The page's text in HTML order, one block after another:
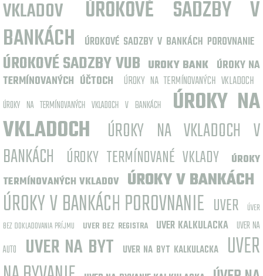
VKLADOV
ÚROKOVÉ SADZBY V
BANKÁCH
ÚROKOVÉ SADZBY V BANKÁCH POROVNANIE
ÚROKOVÉ SADZBY VUB UROKY BANK ÚROKY NA
TERMÍNOVANÝCH ÚČTOCH
ÚROKY NA TERMÍNOVANÝCH VKLADOCH
ÚROKY NA TERMÍNOVANÝCH VKLADOCH V BANKÁCH
ÚROKY NA
VKLADOCH
ÚROKY NA VKLADOCH V
BANKÁCH ÚROKY TERMÍNOVANÉ VKLADY
ÚROKY
TERMÍNOVANÝCH VKLADOV ÚROKY V BANKÁCH
ÚROKY V BANKÁCH POROVNANIE UVER
ÚVER
BEZ DOKLADOVANIA PRÍJMU
UVER BEZ REGISTRA UVER KALKULACKA UVER NA
AUTO
UVER NA BYT UVER NA BYT KALKULACKA
UVER